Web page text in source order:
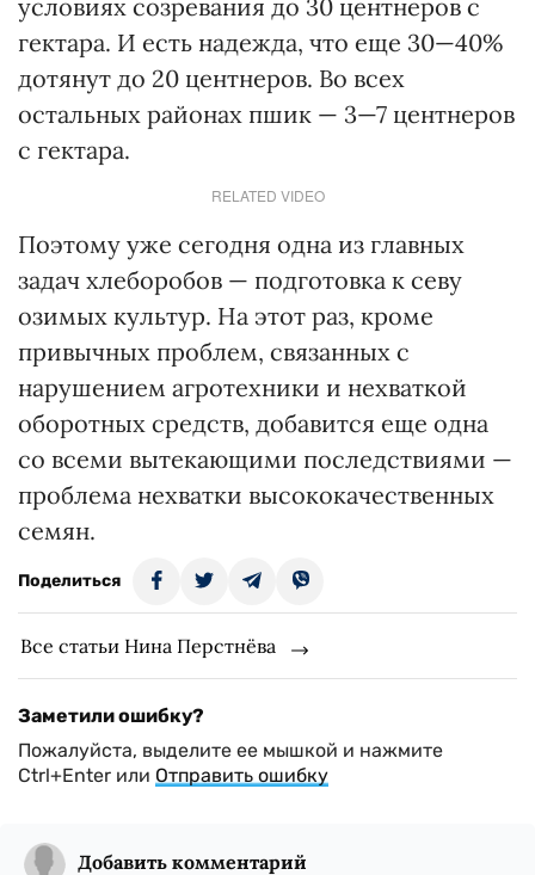
условиях созревания до 30 центнеров с
гектара. И есть надежда, что еще 30—40%
дотянут до 20 центнеров. Во всех
остальных районах пшик — 3—7 центнеров
с гектара.
RELATED VIDEO
Поэтому уже сегодня одна из главных
задач хлеборобов — подготовка к севу
озимых культур. На этот раз, кроме
привычных проблем, связанных с
нарушением агротехники и нехваткой
оборотных средств, добавится еще одна
со всеми вытекающими последствиями —
проблема нехватки высококачественных
семян.
Поделиться
Все статьи Нина Перстнёва
Заметили ошибку?
Пожалуйста, выделите ее мышкой и нажмите
Ctrl+Enter или Отправить ошибку
Добавить комментарий